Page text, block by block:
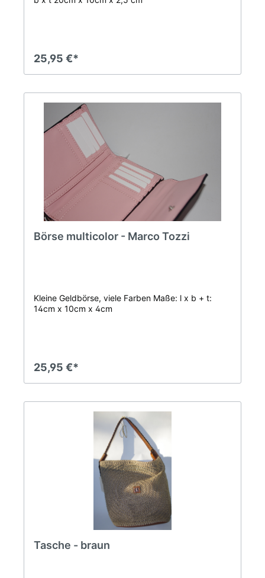
25,95 €*
Börse multicolor - Marco Tozzi
Kleine Geldbörse, viele Farben Maße: l x b + t:
14cm x 10cm x 4cm
25,95 €*
Tasche - braun